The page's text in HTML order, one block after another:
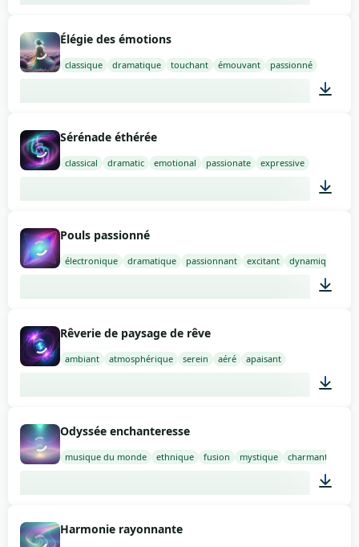
Élégie des émotions
classique dramatique touchant émouvant passionné
Sérénade éthérée
classical dramatic emotional passionate expressive
Pouls passionné
électronique dramatique passionnant excitant dynamique
Rêverie de paysage de rêve
ambiant atmosphérique serein aéré apaisant
Odyssée enchanteresse
musique du monde ethnique fusion mystique charmante
Harmonie rayonnante